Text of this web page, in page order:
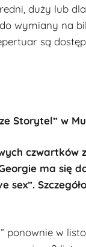
duży lub
wymiany na
są
Storytel” w
czwartków
ma się
sex”.
ponownie w